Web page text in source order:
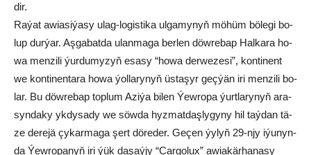
dir.
Ra­ýat awia­si­ýa­sy ulag-lo­gis­ti­ka ul­ga­my­nyň mö­hüm bö­le­gi bo­
lup dur­ýar. Aş­ga­bat­da ulan­ma­ga ber­len döw­re­bap Hal­ka­ra ho­
wa men­zi­li ýur­du­my­zyň esa­sy “ho­wa der­we­ze­si”, kon­ti­nent
we kon­ti­nen­ta­ra ho­wa ýol­la­ry­nyň üs­ta­şyr geç­ýän iri men­zi­li bo­
lar. Bu döw­re­bap top­lum Azi­ýa bi­len Ýew­ro­pa ýurt­la­ry­nyň ara­
syn­da­ky yk­dy­sa­dy we söw­da hyz­mat­daş­ly­gy­ny hil taý­dan tä­
ze de­re­jä çy­kar­ma­ga şert dö­re­der. Ge­çen ýy­lyň 29-njy iýu­nyn­
da Ýew­ro­pa­nyň iri ýük da­şaý­jy “Сar­go­luх” awia­kär­ha­na­sy